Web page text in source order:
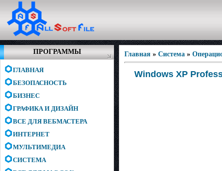
ПРОГРАММЫ
ГЛАВНАЯ
БЕЗОПАСНОСТЬ
БИЗНЕС
ГРАФИКА И ДИЗАЙН
ВСЕ ДЛЯ ВЕБМАСТЕРА
ИНТЕРНЕТ
МУЛЬТИМЕДИА
СИСТЕМА
Главная » Система »
Windows XP